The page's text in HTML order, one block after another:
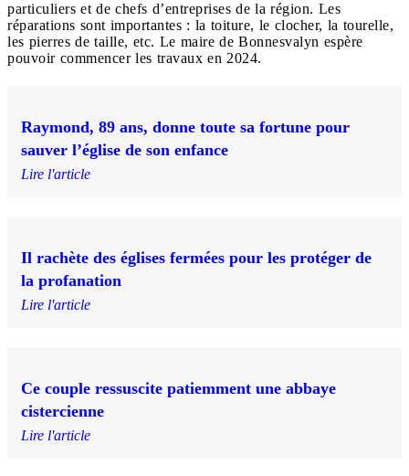
particuliers et de chefs d’entreprises de la région. Les
réparations sont importantes : la toiture, le clocher, la tourelle,
les pierres de taille, etc. Le maire de Bonnesvalyn espère
pouvoir commencer les travaux en 2024.
Raymond, 89 ans, donne toute sa fortune pour
sauver l’église de son enfance
Lire l'article
Il rachète des églises fermées pour les protéger de
la profanation
Lire l'article
Ce couple ressuscite patiemment une abbaye
cistercienne
Lire l'article